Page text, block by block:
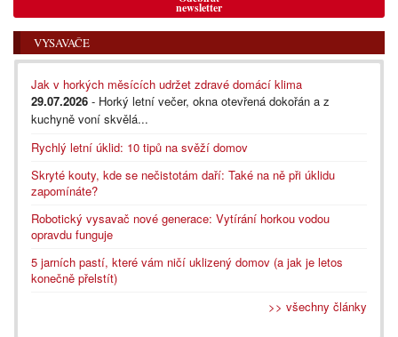
newsletter
VYSAVAČE
Jak v horkých měsících udržet zdravé domácí klima
29.07.2026 - Horký letní večer, okna otevřená dokořán a z
kuchyně voní skvělá...
Rychlý letní úklid: 10 tipů na svěží domov
Skryté kouty, kde se nečistotám daří: Také na ně při úklidu
zapomínáte?
Robotický vysavač nové generace: Vytírání horkou vodou
opravdu funguje
5 jarních pastí, které vám ničí uklizený domov (a jak je letos
konečně přelstít)
>> všechny články